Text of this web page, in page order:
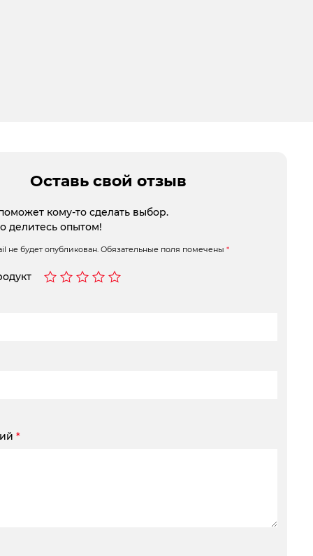
Оставь свой отзыв
кому-то сделать выбор.
делитесь опытом!
не будет опубликован. Обязательные поля помечены *
*